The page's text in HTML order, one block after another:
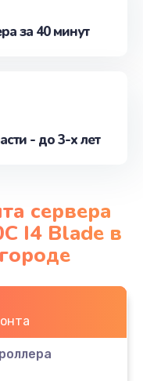
за 40 минут
- до 3-х лет
сервера
I4 Blade в